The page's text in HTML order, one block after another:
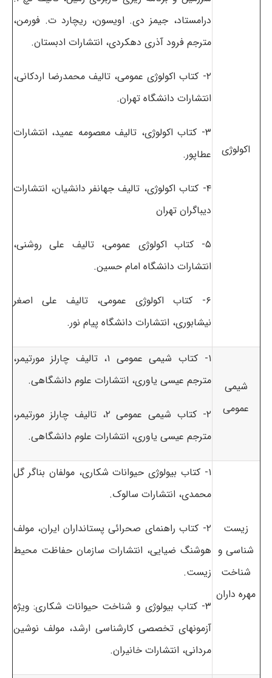
اکولوژی
درامستاد، جیمز دی. اویسون، ریچارد ت. فورمن،
مترجم فرود آذری دهکردی، انتشارات ادبستان.
۲- کتاب اکولوژی عمومی، تالیف محمدرضا اردکانی،
انتشارات دانشگاه تهران.
۳- کتاب اکولوژی، تالیف معصومه عمید، انتشارات
عطاپور.
۴- کتاب اکولوژی، تالیف جهانفر دانشیان، انتشارات
دیباگران تهران
۵- کتاب اکولوژی عمومی، تالیف علی روشنی،
انتشارات دانشگاه امام حسین.
۶- کتاب اکولوژی عمومی، تالیف علی اصغر
نیشابوری، انتشارات دانشگاه پیام نور.
شیمی
عمومی
۱- کتاب شیمی عمومی ۱، تالیف چارلز مورتیمر،
مترجم عیسی یاوری، انتشارات علوم دانشگاهی.
۲- کتاب شیمی عمومی ۲، تالیف چارلز مورتیمر،
مترجم عیسی یاوری، انتشارات علوم دانشگاهی.
زیست
شناسی و
شناخت
مهره داران
۱- کتاب بیولوژی حیوانات شکاری، مولفان بناگر گل
محمدی، انتشارات سالوک.
۲- کتاب راهنمای صحرائی پستانداران ایران، مولف
هوشنگ ضیایی، انتشارات سازمان حفاظت محیط
زیست.
۳- کتاب بیولوژی و شناخت حیوانات شکاری: ویژه
آزمونهای تخصصی کارشناسی ارشد، مولف نوشین
مردانی، انتشارات خانیران.